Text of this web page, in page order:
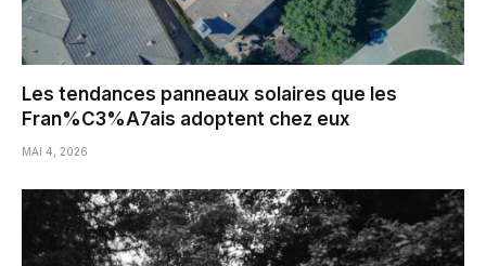
Les tendances panneaux solaires que les
Fran%C3%A7ais adoptent chez eux
MAI 4, 2026